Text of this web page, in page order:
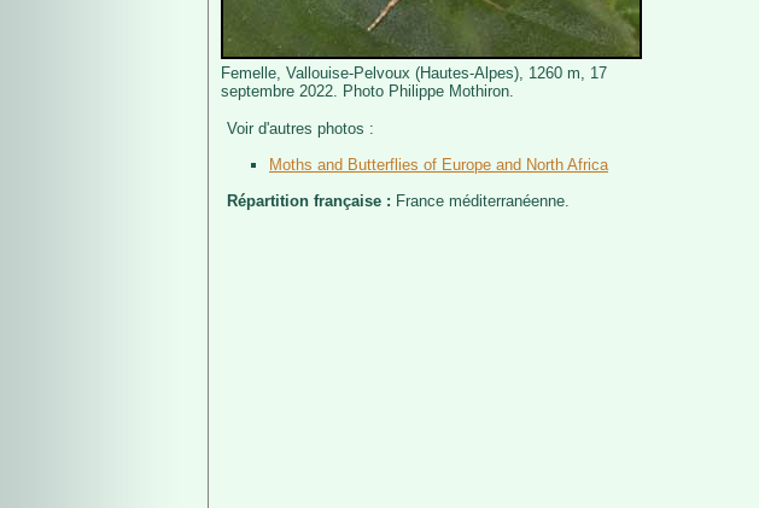
Femelle, Vallouise-Pelvoux (Hautes-Alpes), 1260 m, 17
septembre 2022. Photo Philippe Mothiron.
Voir d'autres photos :
Moths and Butterflies of Europe and North Africa
Répartition française : France méditerranéenne.